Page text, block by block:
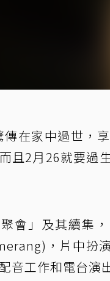
在家中過世，
且2月26就要過
會」及其續集
，片中扮
音工作和電台演